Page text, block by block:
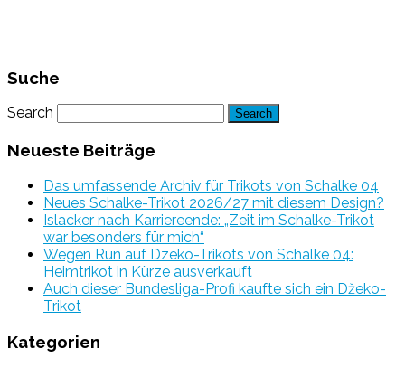
Suche
Search
Neueste Beiträge
Das umfassende Archiv für Trikots von Schalke 04
Neues Schalke-Trikot 2026/27 mit diesem Design?
Islacker nach Karriereende: „Zeit im Schalke-Trikot
war besonders für mich“
Wegen Run auf Dzeko-Trikots von Schalke 04:
Heimtrikot in Kürze ausverkauft
Auch dieser Bundesliga-Profi kaufte sich ein Džeko-
Trikot
Kategorien